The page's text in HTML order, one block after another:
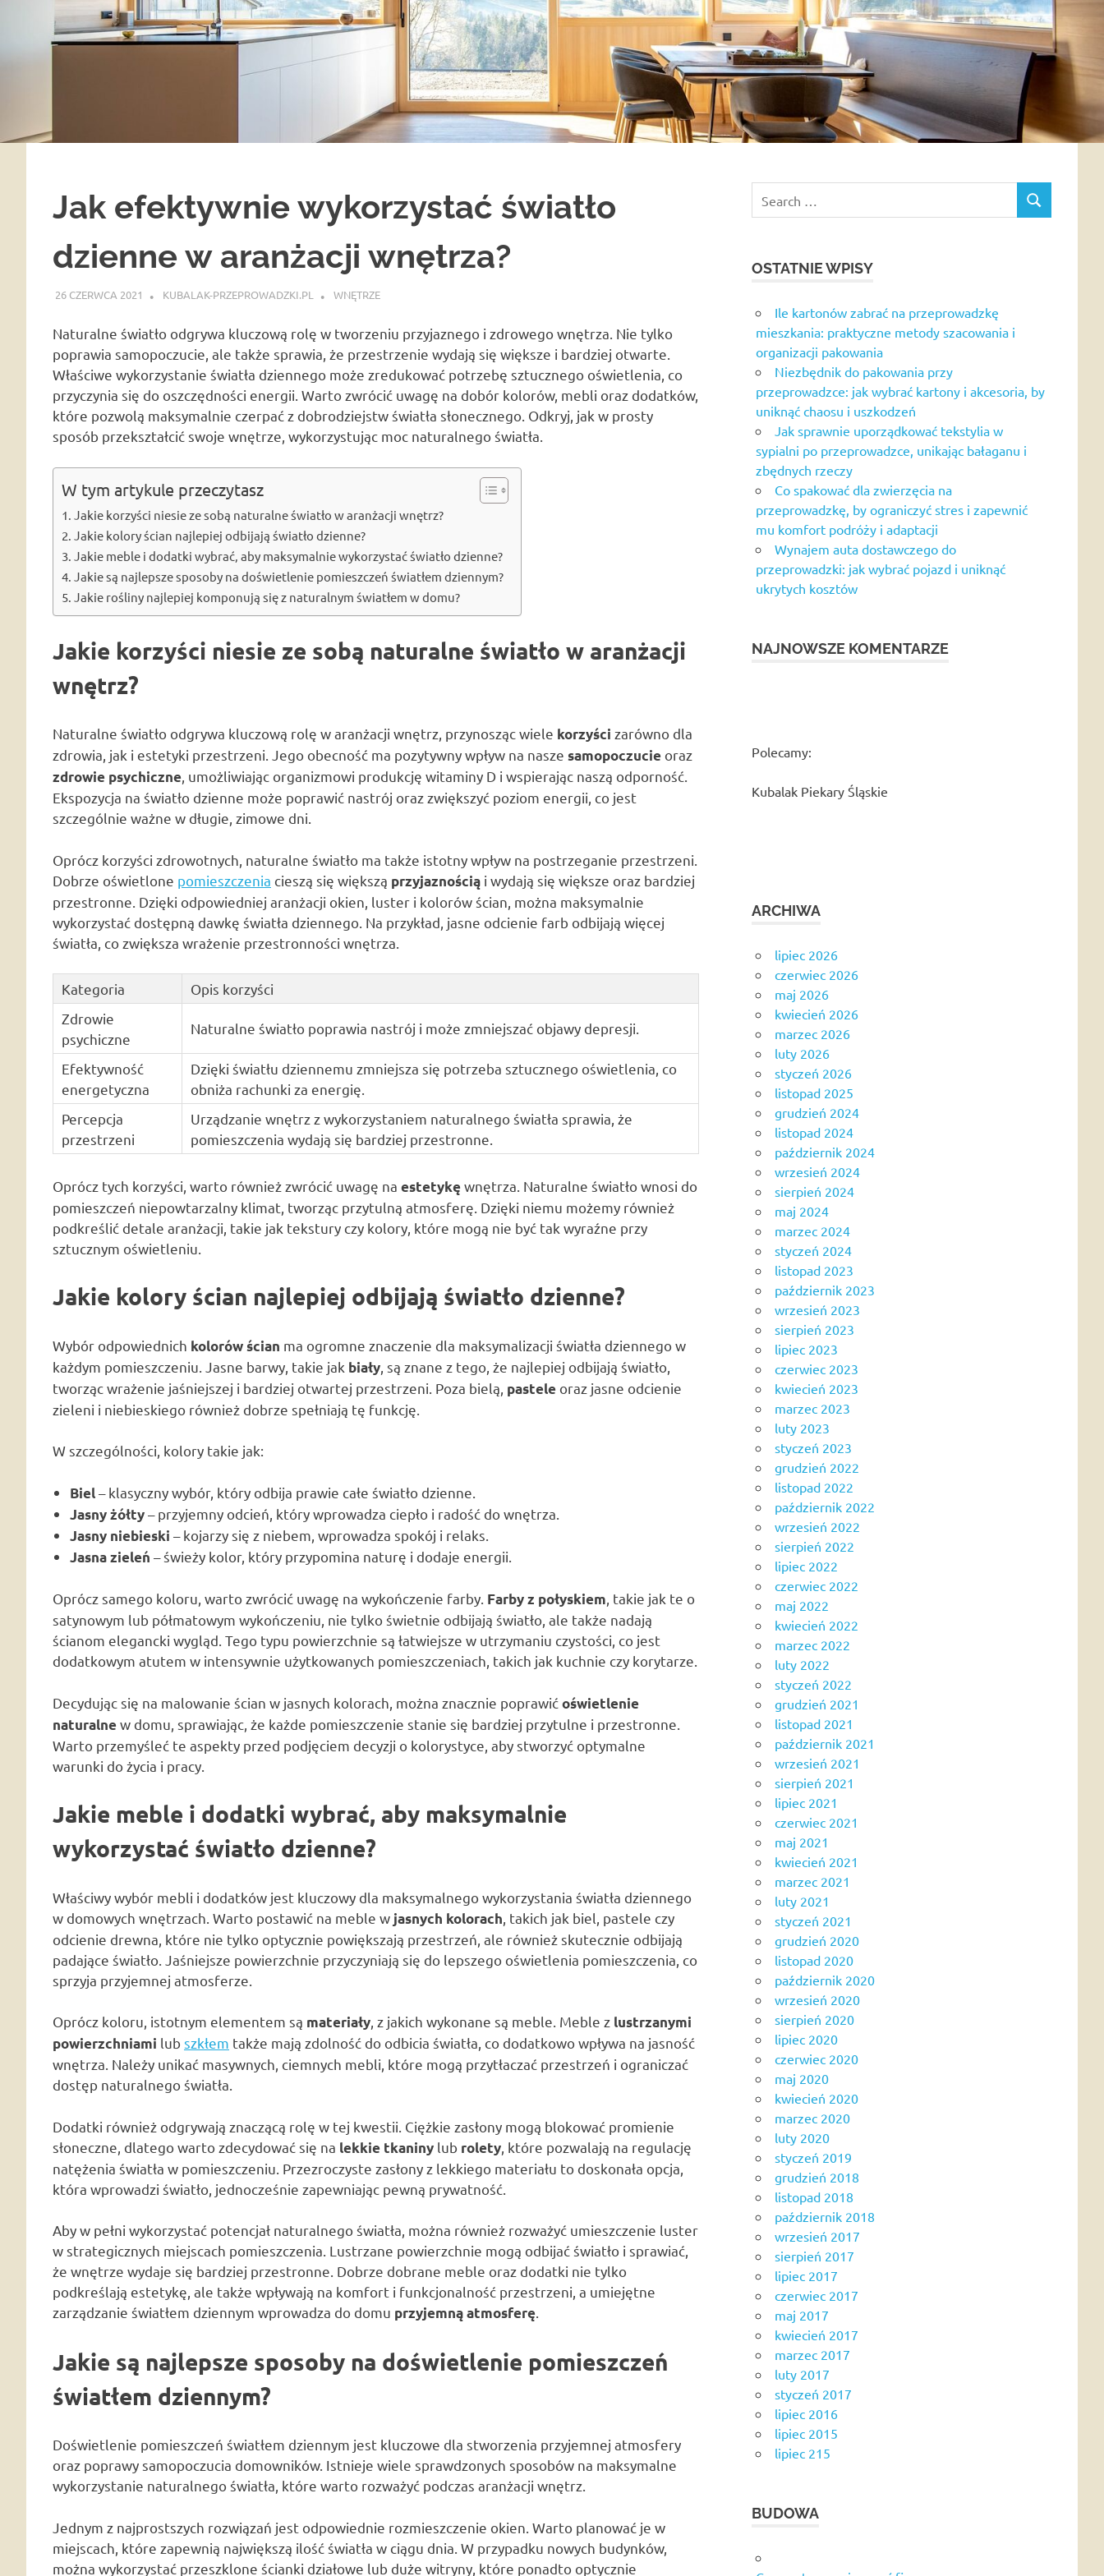
Jak efektywnie wykorzystać światło
dzienne w aranżacji wnętrza?
26 CZERWCA 2021 KUBALAK-PRZEPROWADZKI.PL WNĘTRZE
Naturalne światło odgrywa kluczową rolę w tworzeniu przyjaznego i zdrowego wnętrza. Nie tylko
poprawia samopoczucie, ale także sprawia, że przestrzenie wydają się większe i bardziej otwarte.
Właściwe wykorzystanie światła dziennego może zredukować potrzebę sztucznego oświetlenia, co
przyczynia się do oszczędności energii. Warto zwrócić uwagę na dobór kolorów, mebli oraz dodatków,
które pozwolą maksymalnie czerpać z dobrodziejstw światła słonecznego. Odkryj, jak w prosty
sposób przekształcić swoje wnętrze, wykorzystując moc naturalnego światła.
W tym artykule przeczytasz
Jakie korzyści niesie ze sobą naturalne światło w aranżacji wnętrz?
Jakie kolory ścian najlepiej odbijają światło dzienne?
Jakie meble i dodatki wybrać, aby maksymalnie wykorzystać światło dzienne?
Jakie są najlepsze sposoby na doświetlenie pomieszczeń światłem dziennym?
Jakie rośliny najlepiej komponują się z naturalnym światłem w domu?
Jakie korzyści niesie ze sobą naturalne światło w aranżacji
wnętrz?
Naturalne światło odgrywa kluczową rolę w aranżacji wnętrz, przynosząc wiele korzyści zarówno dla
zdrowia, jak i estetyki przestrzeni. Jego obecność ma pozytywny wpływ na nasze samopoczucie oraz
zdrowie psychiczne, umożliwiając organizmowi produkcję witaminy D i wspierając naszą odporność.
Ekspozycja na światło dzienne może poprawić nastrój oraz zwiększyć poziom energii, co jest
szczególnie ważne w długie, zimowe dni.
Oprócz korzyści zdrowotnych, naturalne światło ma także istotny wpływ na postrzeganie przestrzeni.
Dobrze oświetlone pomieszczenia cieszą się większą przyjaznością i wydają się większe oraz bardziej
przestronne. Dzięki odpowiedniej aranżacji okien, luster i kolorów ścian, można maksymalnie
wykorzystać dostępną dawkę światła dziennego. Na przykład, jasne odcienie farb odbijają więcej
światła, co zwiększa wrażenie przestronności wnętrza.
Kategoria
Opis korzyści
Zdrowie
psychiczne
Naturalne światło poprawia nastrój i może zmniejszać objawy depresji.
Efektywność
energetyczna
Dzięki światłu dziennemu zmniejsza się potrzeba sztucznego oświetlenia, co
obniża rachunki za energię.
Percepcja
przestrzeni
Urządzanie wnętrz z wykorzystaniem naturalnego światła sprawia, że
pomieszczenia wydają się bardziej przestronne.
Oprócz tych korzyści, warto również zwrócić uwagę na estetykęwnętrza. Naturalne światło wnosi do
pomieszczeń niepowtarzalny klimat, tworząc przytulną atmosferę. Dzięki niemu możemy również
podkreślić detale aranżacji, takie jak tekstury czy kolory, które mogą nie być tak wyraźne przy
sztucznym oświetleniu.
Jakie kolory ścian najlepiej odbijają światło dzienne?
Wybór odpowiednich kolorów ścian ma ogromne znaczenie dla maksymalizacji światła dziennego w
każdym pomieszczeniu. Jasne barwy, takie jak biały , są znane z tego, że najlepiej odbijają światło,
tworząc wrażenie jaśniejszej i bardziej otwartej przestrzeni. Poza bielą, pastele oraz jasne odcienie
zieleni i niebieskiego również dobrze spełniają tę funkcję.
W szczególności, kolory takie jak:
Biel– klasyczny wybór, który odbija prawie całe światło dzienne.
Jasny żółty– przyjemny odcień, który wprowadza ciepło i radość do wnętrza.
Jasny niebieski – kojarzy się z niebem, wprowadza spokój i relaks.
Jasna zieleń – świeży kolor, który przypomina naturę i dodaje energii.
Oprócz samego koloru, warto zwrócić uwagę na wykończenie farby. Farby z połyskiem, takie jak te o
satynowym lub półmatowym wykończeniu, nie tylko świetnie odbijają światło, ale także nadają
ścianom elegancki wygląd. Tego typu powierzchnie są łatwiejsze w utrzymaniu czystości, co jest
dodatkowym atutem w intensywnie użytkowanych pomieszczeniach, takich jak kuchnie czy korytarze.
Decydując się na malowanie ścian w jasnych kolorach, można znacznie poprawićoświetlenie
naturalnew domu, sprawiając, że każde pomieszczenie stanie się bardziej przytulne i przestronne.
Warto przemyśleć te aspekty przed podjęciem decyzji o kolorystyce, aby stworzyć optymalne
warunki do życia i pracy.
Jakie meble i dodatki wybrać, aby maksymalnie
wykorzystać światło dzienne?
Właściwy wybór mebli i dodatków jest kluczowy dla maksymalnego wykorzystania światła dziennego
w domowych wnętrzach. Warto postawić na meble w jasnych kolorach , takich jak biel, pastele czy
odcienie drewna, które nie tylko optycznie powiększają przestrzeń, ale również skutecznie odbijają
padające światło. Jaśniejsze powierzchnie przyczyniają się do lepszego oświetlenia pomieszczenia, co
sprzyja przyjemnej atmosferze.
Oprócz koloru, istotnym elementem są materiały, z jakich wykonane są meble. Meble z lustrzanymi
powierzchniami lub szkłem także mają zdolność do odbicia światła, co dodatkowo wpływa na jasność
wnętrza. Należy unikać masywnych, ciemnych mebli, które mogą przytłaczać przestrzeń i ograniczać
dostęp naturalnego światła.
Dodatki również odgrywają znaczącą rolę w tej kwestii. Ciężkie zasłony mogą blokować promienie
słoneczne, dlatego warto zdecydować się na lekkie tkaniny lub rolety , które pozwalają na regulację
natężenia światła w pomieszczeniu. Przezroczyste zasłony z lekkiego materiału to doskonała opcja,
która wprowadzi światło, jednocześnie zapewniając pewną prywatność.
Aby w pełni wykorzystać potencjał naturalnego światła, można również rozważyć umieszczenie luster
w strategicznych miejscach pomieszczenia. Lustrzane powierzchnie mogą odbijać światło i sprawiać,
że wnętrze wydaje się bardziej przestronne. Dobrze dobrane meble oraz dodatki nie tylko
podkreślają estetykę, ale także wpływają na komfort i funkcjonalność przestrzeni, a umiejętne
zarządzanie światłem dziennym wprowadza do domu przyjemną atmosferę.
Jakie są najlepsze sposoby na doświetlenie pomieszczeń
światłem dziennym?
Doświetlenie pomieszczeń światłem dziennym jest kluczowe dla stworzenia przyjemnej atmosfery
oraz poprawy samopoczucia domowników. Istnieje wiele sprawdzonych sposobów na maksymalne
wykorzystanie naturalnego światła, które warto rozważyć podczas aranżacji wnętrz.
Jednym z najprostszych rozwiązań jest odpowiednie rozmieszczenie okien. Warto planować je w
miejscach, które zapewnią największą ilość światła w ciągu dnia. W przypadku nowych budynków,
można wykorzystać przeszklone ścianki działowe lub duże witryny, które ponadto optycznie
for:
SEARCH
OSTATNIE WPISY
Ile kartonów zabrać na przeprowadzkę
mieszkania: praktyczne metody szacowania i
organizacji pakowania
Niezbędnik do pakowania przy
przeprowadzce: jak wybrać kartony i akcesoria, by
uniknąć chaosu i uszkodzeń
Jak sprawnie uporządkować tekstylia w
sypialni po przeprowadzce, unikając bałaganu i
zbędnych rzeczy
Co spakować dla zwierzęcia na
przeprowadzkę, by ograniczyć stres i zapewnić
mu komfort podróży i adaptacji
Wynajem auta dostawczego do
przeprowadzki: jak wybrać pojazd i uniknąć
ukrytych kosztów
NAJNOWSZE KOMENTARZE
Polecamy:
Kubalak Piekary Śląskie
ARCHIWA
lipiec 2026
czerwiec 2026
maj 2026
kwiecień 2026
marzec 2026
luty 2026
styczeń 2026
listopad 2025
grudzień 2024
listopad 2024
październik 2024
wrzesień 2024
sierpień 2024
maj 2024
marzec 2024
styczeń 2024
listopad 2023
październik 2023
wrzesień 2023
sierpień 2023
lipiec 2023
czerwiec 2023
kwiecień 2023
marzec 2023
luty 2023
styczeń 2023
grudzień 2022
listopad 2022
październik 2022
wrzesień 2022
sierpień 2022
lipiec 2022
czerwiec 2022
maj 2022
kwiecień 2022
marzec 2022
luty 2022
styczeń 2022
grudzień 2021
listopad 2021
październik 2021
wrzesień 2021
sierpień 2021
lipiec 2021
czerwiec 2021
maj 2021
kwiecień 2021
marzec 2021
luty 2021
styczeń 2021
grudzień 2020
listopad 2020
październik 2020
wrzesień 2020
sierpień 2020
lipiec 2020
czerwiec 2020
maj 2020
kwiecień 2020
marzec 2020
luty 2020
styczeń 2019
grudzień 2018
listopad 2018
październik 2018
wrzesień 2017
sierpień 2017
lipiec 2017
czerwiec 2017
maj 2017
kwiecień 2017
marzec 2017
luty 2017
styczeń 2017
lipiec 2016
lipiec 2015
lipiec 215
BUDOWA